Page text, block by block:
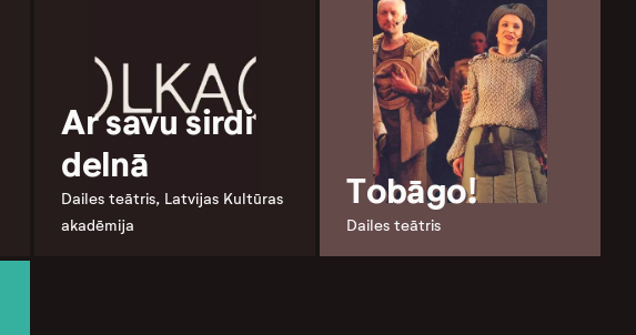
Ar savu sirdi
delnā
Dailes teātris, Latvijas Kultūras
akadēmija
Tobāgo!
Dailes teātris